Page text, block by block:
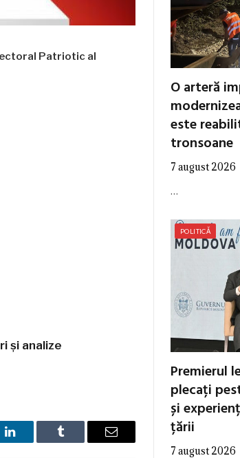
Patriotic al
și analize
LinkedIn Tumblr Email
O arteră
este
tronsoane
7 august 2026
…
POLITICĂ
Premierul
plecați
și
țării
7 august 2026